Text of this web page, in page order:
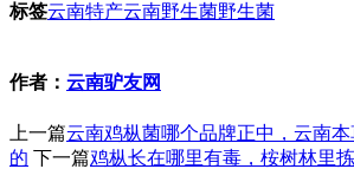
标签云南特产云南野生菌野生菌
作者： 云南驴友网
上一篇云南鸡枞菌哪个品牌正中，云南
的 下一篇鸡枞长在哪里有毒，桉树林里